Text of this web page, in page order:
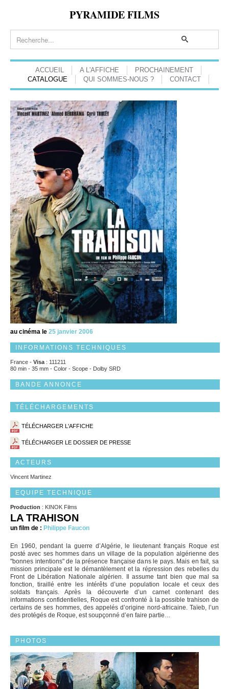
PYRAMIDE FILMS
ACCUEIL A L'AFFICHE
PROCHAINEMENT
CATALOGUE
QUI SOMMES-NOUS ? CONTACT
au cinéma le 25 janvier 2006
INFORMATIONS TECHNIQUES
France - Visa : 111211
80 min - 35 mm - Color - Scope - Dolby SRD
BANDE ANNONCE
TÉLÉCHARGEMENTS
TÉLÉCHARGER L'AFFICHE
TÉLÉCHARGER LE DOSSIER DE PRESSE
ACTEURS
Vincent Martinez
EQUIPE TECHNIQUE
Production : KINOK Films
LA TRAHISON
un film de : Philippe Faucon
En 1960, pendant la guerre d’Algérie, le lieutenant français Roque est
posté avec ses hommes dans un village de la population algérienne des
"bonnes intentions" de la présence française dans le pays. Mais en fait, sa
mission principale est le démantèlement et la répression des rebelles du
Front de Libération Nationale algérien. Il assume tant bien que mal sa
fonction, tiraillé entre les intérêts d’une population locale et ceux des
soldats français. Après la découverte d’un carnet contenant des
informations confidentielles, Roque est confronté à la possible trahison de
certains de ses hommes, des appelés d’origine nord-africaine. Taïeb, l’un
des protégés de Roque, est soupçonné d’en faire partie…
PHOTOS